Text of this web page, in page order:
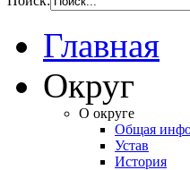
Главная
Округ
О округе
Общая
Устав
История